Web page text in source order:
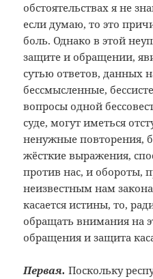
обстоятельствах я не
если думаю, то это
боль. Однако в этой
защите и обращении,
сутью ответов, данных
бессмысленные,
вопросы одной
суде, могут иметься
ненужные повторения,
жёсткие выражения,
против нас, и обороты,
неизвестным нам
касается истины, то,
обращать внимания на
обращения и защита
Первая. Поскольку